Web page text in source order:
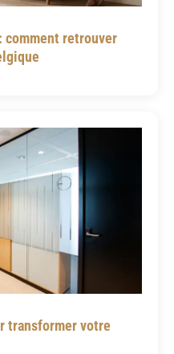
comment retrouver
transformer votre